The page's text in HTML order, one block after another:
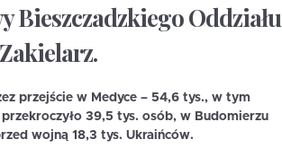
Bieszczadzkiego Oddziału
przejście w Medyce – 54,6 tys., w tym
39,5 tys. osób, w Budomierzu
wojną 18,3 tys. Ukraińców.